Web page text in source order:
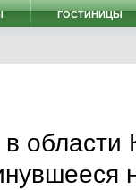
ГОСТИНИЦЫ
области